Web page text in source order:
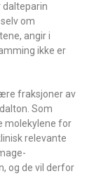
dalteparin
om
angir i
ikke er
fraksjoner av
Som
molekylene for
relevante
og de vil derfor